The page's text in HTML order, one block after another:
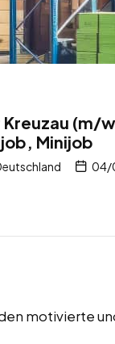
(m/
Minijob
04/
motivierte